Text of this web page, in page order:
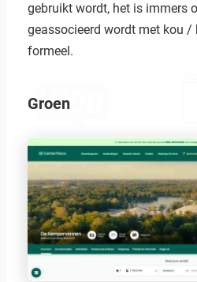
gebruikt wordt, het is immers
geassocieerd wordt met kou /
formeel.
Groen